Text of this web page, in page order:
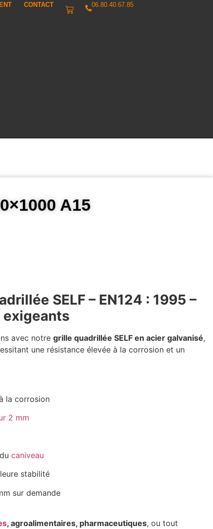
CONTACT 06.80.40.67.85
A15
SELF – EN124 : 1995 –
exigeants
avec notre grille quadrillée SELF en acier galvanisé,
une résistance élevée à la corrosion et un
la corrosion
2 mm
caniveau
stabilité
sur demande
, agroalimentaires, pharmaceutiques, ou tout